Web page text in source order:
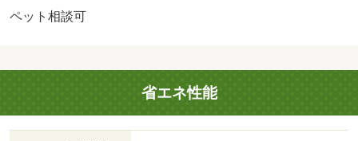
問合せください！・駐輪場：有・仲介手数料：１．１ヶ月/
ペット相談可
省エネ性能